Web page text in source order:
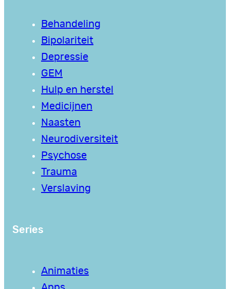
Behandeling
Bipolariteit
Depressie
GEM
Hulp en herstel
Medicijnen
Naasten
Neurodiversiteit
Psychose
Trauma
Verslaving
Series
Animaties